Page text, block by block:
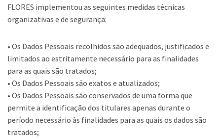
FLORES implementou as seguintes medidas técnicas
organizativas e de segurança:
• Os Dados Pessoais recolhidos são adequados, justificados e
limitados ao estritamente necessário para as finalidades
para as quais são tratados;
• Os Dados Pessoais são exatos e atualizados;
• Os Dados Pessoais são conservados de uma forma que
permite a identificação dos titulares apenas durante o
período necessário às finalidades para as quais os dados são
tratados;